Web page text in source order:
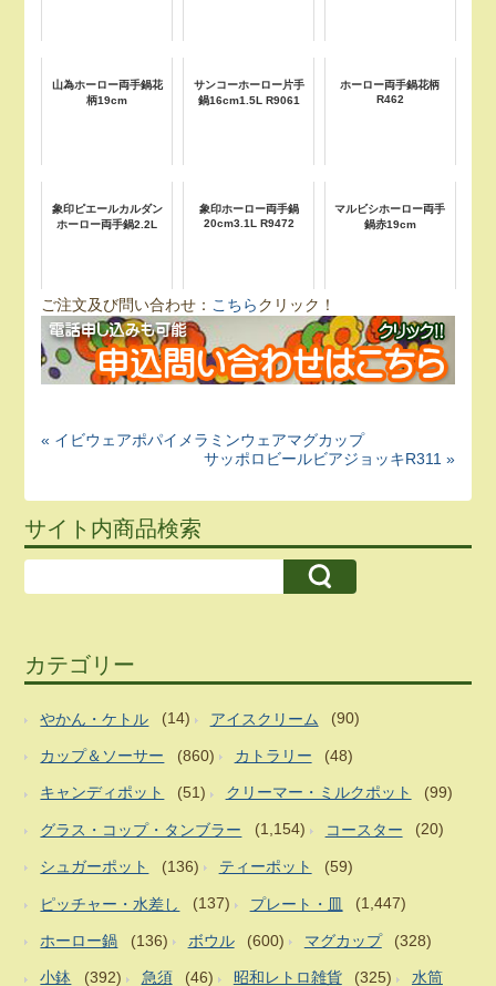
山為ホーロー両手鍋花
柄19cm
サンコーホーロー片手
鍋16cm1.5L R9061
ホーロー両手鍋花柄
R462
象印ピエールカルダン
ホーロー両手鍋2.2L
象印ホーロー両手鍋
20cm3.1L R9472
マルビシホーロー両手
鍋赤19cm
ご注文及び問い合わせ： こちらクリック！
« イビウェアポパイメラミンウェアマグカップ
サッポロビールビアジョッキR311 »
サイト内商品検索
カテゴリー
やかん・ケトル (14) アイスクリーム (90)
カップ＆ソーサー (860) カトラリー (48)
キャンディポット (51) クリーマー・ミルクポット (99)
グラス・コップ・タンブラー (1,154) コースター (20)
シュガーポット (136) ティーポット (59)
ピッチャー・水差し (137) プレート・皿 (1,447)
ホーロー鍋 (136) ボウル (600) マグカップ (328)
小鉢 (392) 急須 (46) 昭和レトロ雑貨 (325) 水筒